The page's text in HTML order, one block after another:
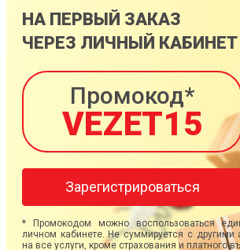
НА ПЕРВЫЙ ЗАКАЗ
ЧЕРЕЗ ЛИЧНЫЙ КАБИНЕТ
Промокод*
VEZET15
Зарегистрироваться
* Промокодом можно воспользоваться
личном кабинете. Не суммируется с другими
на все услуги, кроме страхования и платного